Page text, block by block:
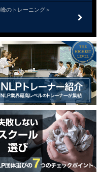
のトレーニング＞